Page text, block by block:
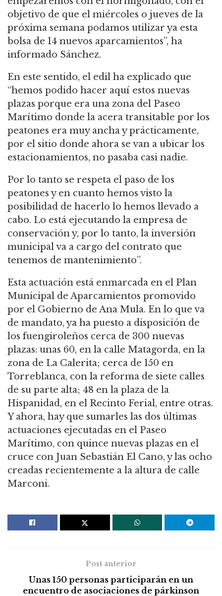
objetivo de que el miércoles o jueves de la
próxima semana podamos utilizar ya esta
bolsa de 14 nuevos aparcamientos”, ha
informado Sánchez.
En este sentido, el edil ha explicado que
“hemos podido hacer aquí estos nuevas
plazas porque era una zona del Paseo
Marítimo donde la acera transitable por los
peatones era muy ancha y prácticamente,
por el sitio donde ahora se van a ubicar los
estacionamientos, no pasaba casi nadie.
Por lo tanto se respeta el paso de los
peatones y en cuanto hemos visto la
posibilidad de hacerlo lo hemos llevado a
cabo. Lo está ejecutando la empresa de
conservación y, por lo tanto, la inversión
municipal va a cargo del contrato que
tenemos de mantenimiento”.
Esta actuación está enmarcada en el Plan
Municipal de Aparcamientos promovido
por el Gobierno de Ana Mula. En lo que va
de mandato, ya ha puesto a disposición de
los fuengiroleños cerca de 300 nuevas
plazas: unas 60, en la calle Matagorda, en la
zona de La Calerita; cerca de 150 en
Torreblanca, con la reforma de siete calles
de su parte alta; 48 en la plaza de la
Hispanidad, en el Recinto Ferial, entre otras.
Y ahora, hay que sumarles las dos últimas
actuaciones ejecutadas en el Paseo
Marítimo, con quince nuevas plazas en el
cruce con Juan Sebastián El Cano, y las ocho
creadas recientemente a la altura de calle
Marconi.
Post anterior
Unas 150 personas participarán en un
encuentro de asociaciones de párkinson